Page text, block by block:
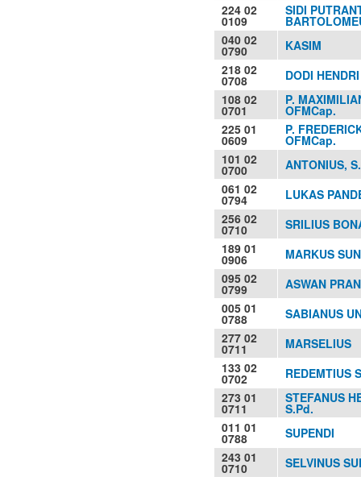
224 02
0109
SIDI
040 02
0790
KASIM
218 02
0708
DODI
108 02
0701
P.
OFMCap.
225 01
0609
P.
OFMCap.
101 02
0700
ANTONIUS,
061 02
0794
LUKAS
256 02
0710
SRILIUS
189 01
0906
MARKUS
095 02
0799
ASWAN
005 01
0788
SABIANUS
277 02
0711
MARSELIUS
133 02
0702
REDEMTIUS
273 01
0711
STEFANUS
S.Pd.
011 01
0788
SUPENDI
243 01
0710
SELVINUS